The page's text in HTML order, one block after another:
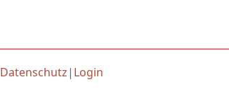
Datenschutz| Login